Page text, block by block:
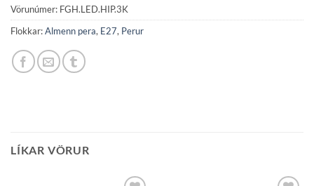
Vörunúmer: FGH.LED.HIP.3K
Flokkar:Almenn pera, E27, Perur
LÍKAR VÖRUR